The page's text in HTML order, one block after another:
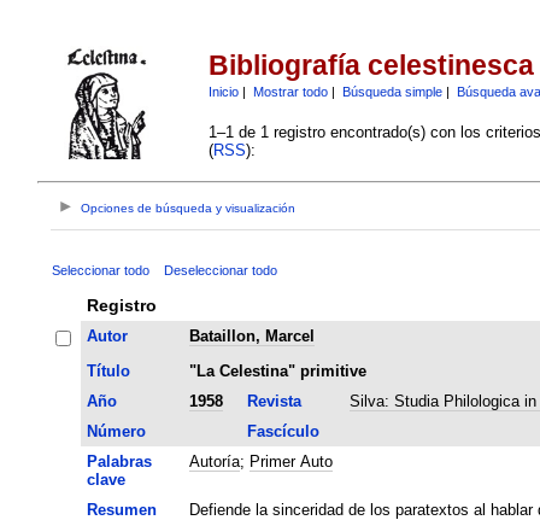
Bibliografía celestinesca
Inicio| Mostrar todo| Búsqueda simple| Búsqueda
1–1 de 1 registro encontrado(s) con los
(RSS):
Opciones de búsqueda y visualización
Seleccionar todo Deseleccionar todo
Registro
Autor
Bataillon, Marcel
Título
"La Celestina" primitive
Año
1958 Revista
Silva: Studia Philologica
Número
Fascículo
Palabras
clave
Autoría; Primer Auto
Resumen
Defiende la sinceridad de los paratextos al